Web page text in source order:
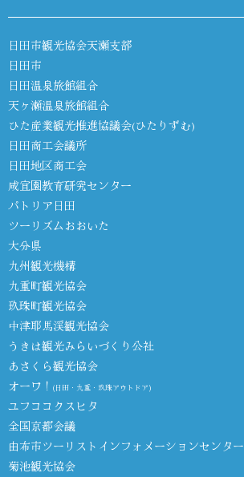
日田市観光協会天瀬支部
日田市
日田温泉旅館組合
天ヶ瀬温泉旅館組合
ひた産業観光推進協議会(ひたりずむ)
日田商工会議所
日田地区商工会
咸宜園教育研究センター
パトリア日田
ツーリズムおおいた
大分県
九州観光機構
九重町観光協会
玖珠町観光協会
中津耶馬渓観光協会
うきは観光みらいづくり公社
あさくら観光協会
オーワ！ (日田・九重・玖珠アウトドア)
ユフココクスヒタ
全国京都会議
由布市ツーリストインフォメーションセンター
菊池観光協会